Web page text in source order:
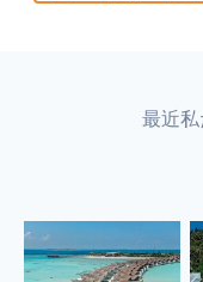
最近